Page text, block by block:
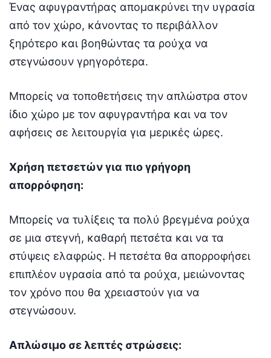
Ένας αφυγραντήρας απομακρύνει την υγρασία
από τον χώρο, κάνοντας το περιβάλλον
ξηρότερο και βοηθώντας τα ρούχα να
στεγνώσουν γρηγορότερα.
Μπορείς να τοποθετήσεις την απλώστρα στον
ίδιο χώρο με τον αφυγραντήρα και να τον
αφήσεις σε λειτουργία για μερικές ώρες.
Χρήση πετσετών για πιο γρήγορη
απορρόφηση:
Μπορείς να τυλίξεις τα πολύ βρεγμένα ρούχα
σε μια στεγνή, καθαρή πετσέτα και να τα
στύψεις ελαφρώς. Η πετσέτα θα απορροφήσει
επιπλέον υγρασία από τα ρούχα, μειώνοντας
τον χρόνο που θα χρειαστούν για να
στεγνώσουν.
Απλώσιμο σε λεπτές στρώσεις: